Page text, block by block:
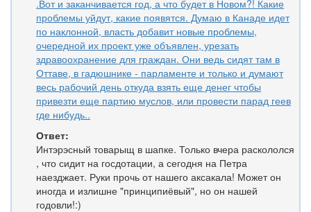
.Вот и заканчивается год, а что будет в Новом?! Какие
проблемы уйдут, какие появятся. Думаю в Канаде идет
по наклонной, власть добавит новые проблемы,
очередной их проект уже объявлен, урезать
здравоохранение для граждан. Они ведь сидят там в
Оттаве, в гадюшнике - парламенте и только и думают
весь рабочий день откуда взять еще денег чтобы
привезти еще партию муслов, или провести парад геев
где нибудь..
Ответ:
Интэрэсный товарыщ в шапке. Только вчера раскололся
, что сидит на госдотации, а сегодня на Петра
наезджает. Руки прочь от нашего аксакала! Может он
иногда и излишне "принципиёвый", но он нашей
годовли!:)